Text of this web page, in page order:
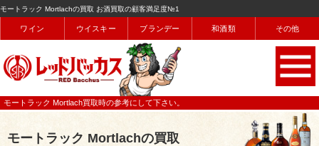
モートラック Mortlachの買取 お酒買取の顧客満足度№1
ワイン ウイスキー ブランデー 和酒類 その他
モートラック Mortlach買取時の参考にして下さい。
モートラック Mortlachの買取